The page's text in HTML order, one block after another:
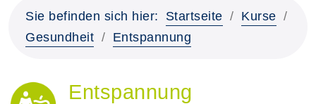
Sie befinden sich hier: Startseite
Kurse
Gesundheit
Entspannung
Entspannung